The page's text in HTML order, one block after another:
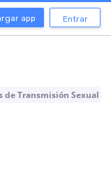
app Entrar
de Transmisión Sexual